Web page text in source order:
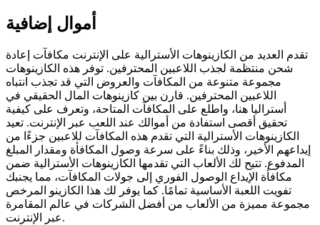
أموال إضافية
تقدم العديد من الكازينوهات الأسترالية على الإنترنت مكافآت إعادة
شحن منتظمة لجذب اللاعبين المحترفين. توفر هذه الكازينوهات
مجموعة متنوعة من المكافآت والعروض التي قد تجذب انتباه
اللاعبين المحترفين. قارن بين كازينوهات المال الحقيقي في
أستراليا هنا، واطلع على المكافآت المتاحة، وتعرف على كيفية
تحقيق أقصى استفادة من أموالك عند اللعب عبر الإنترنت. تعيد
الكازينوهات الأسترالية التي تقدم هذه المكافآت للاعبين جزءًا من
إيداعهم الأخير، وذلك بناءً على سرعة وصول المكافأة ومقدار المبلغ
المدفوع. تتيح لك الألعاب التي تقدمها الكازينوهات الأسترالية ضمن
مكافأة الإيداع الوصول الفوري إلى جولات المكافآت، مما يجنبك
تفويت اللعبة الأساسية تمامًا. كما يوفر لك هذا الكازينو المرخص
مجموعة مميزة من الألعاب من أفضل الشركات في عالم المقامرة
عبر الإنترنت.